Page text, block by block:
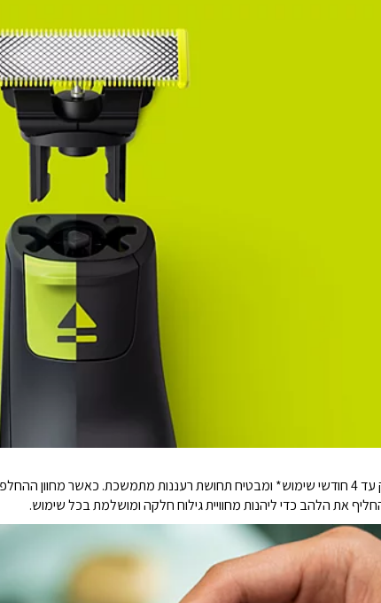
להב נירוסטה עמיד שמחזיק עד 4 חודשי שימוש* ומבטיח תחושת רעננות מתמשכת.
את הלהב כדי ליהנות מחוויית גילוח חלקה ומושלמת בכל שימוש.